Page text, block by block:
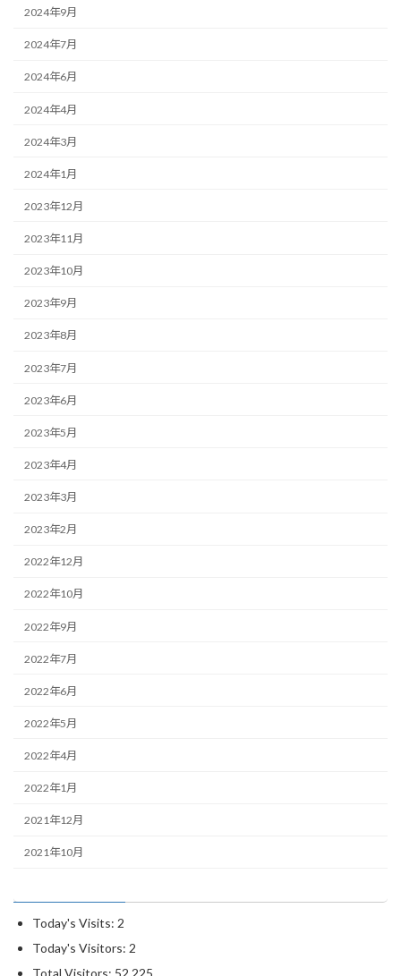
2024年9月
2024年7月
2024年6月
2024年4月
2024年3月
2024年1月
2023年12月
2023年11月
2023年10月
2023年9月
2023年8月
2023年7月
2023年6月
2023年5月
2023年4月
2023年3月
2023年2月
2022年12月
2022年10月
2022年9月
2022年7月
2022年6月
2022年5月
2022年4月
2022年1月
2021年12月
2021年10月
Today's Visits: 2
Today's Visitors: 2